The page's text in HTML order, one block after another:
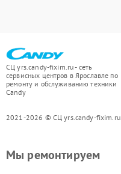
СЦ yrs.candy-fixim.ru - сеть
сервисных центров в Ярославле по
ремонту и обслуживанию техники
Candy
2021-2026 © СЦ yrs.candy-fixim.ru
Мы ремонтируем